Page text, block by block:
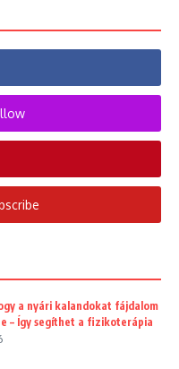
a nyári kalandokat fájdalom
– Így segíthet a fizikoterápia